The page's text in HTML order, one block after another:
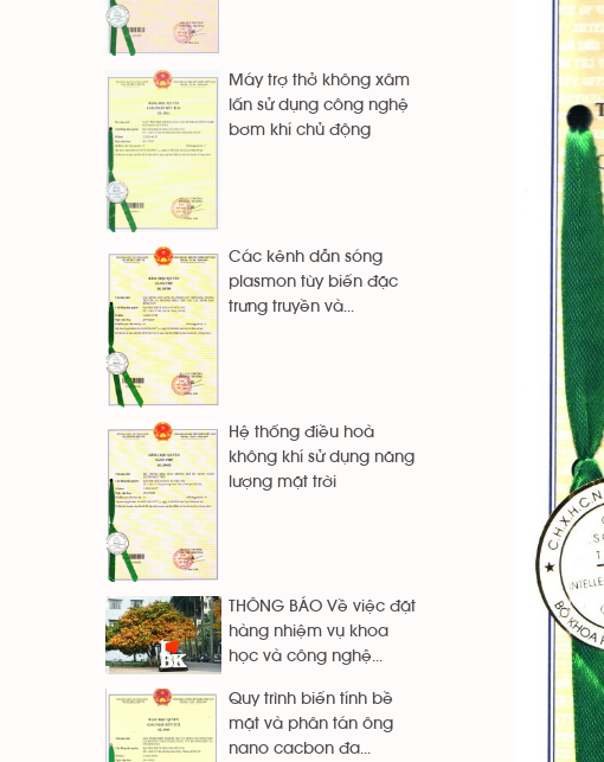
Máy trợ thở không xâm
lấn sử dụng công nghệ
bơm khí chủ động
Các kênh dẫn sóng
plasmon tùy biến đặc
trưng truyền và...
Hệ thống điều hoà
không khí sử dụng năng
lượng mặt trời
THÔNG BÁO Về việc đặt
hàng nhiệm vụ khoa
học và công nghệ...
Quy trình biến tính bề
mặt và phân tán ông
nano cacbon đa...